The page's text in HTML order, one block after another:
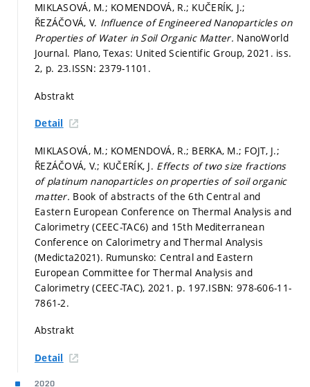
MIKLASOVÁ, M.; KOMENDOVÁ, R.; KUČERÍK, J.;
ŘEZÁČOVÁ, V. Influence of Engineered Nanoparticles on
Properties of Water in Soil Organic Matter. NanoWorld
Journal. Plano, Texas: United Scientific Group, 2021. iss.
2, p. 23.ISSN: 2379-1101.
Abstrakt
Detail
MIKLASOVÁ, M.; KOMENDOVÁ, R.; BERKA, M.; FOJT, J.;
ŘEZÁČOVÁ, V.; KUČERÍK, J. Effects of two size fractions
of platinum nanoparticles on properties of soil organic
matter. Book of abstracts of the 6th Central and
Eastern European Conference on Thermal Analysis and
Calorimetry (CEEC-TAC6) and 15th Mediterranean
Conference on Calorimetry and Thermal Analysis
(Medicta2021). Rumunsko: Central and Eastern
European Committee for Thermal Analysis and
Calorimetry (CEEC-TAC), 2021. p. 197.ISBN: 978-606-11-
7861-2.
Abstrakt
Detail
2020